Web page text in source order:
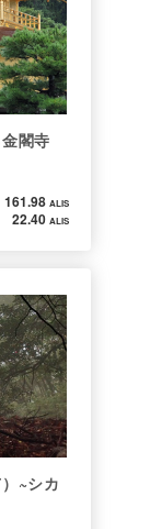
閣寺
161.98 ALIS
22.40 ALIS
~シカ